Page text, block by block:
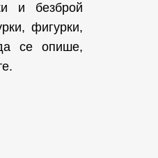
и безброй
фигурки,
се опише,